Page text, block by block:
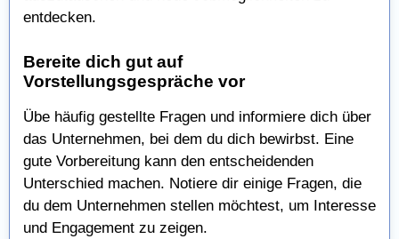
entdecken.
Bereite dich gut auf
Vorstellungsgespräche vor
Übe häufig gestellte Fragen und informiere dich über
das Unternehmen, bei dem du dich bewirbst. Eine
gute Vorbereitung kann den entscheidenden
Unterschied machen. Notiere dir einige Fragen, die
du dem Unternehmen stellen möchtest, um Interesse
und Engagement zu zeigen.